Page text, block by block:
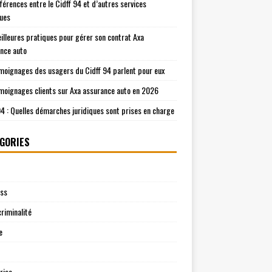
entre le Cidff 94 et d’autres services
pratiques pour gérer son contrat Axa
auto
des usagers du Cidff 94 parlent pour eux
clients sur Axa assurance auto en 2026
: Quelles démarches juridiques sont prises en charge